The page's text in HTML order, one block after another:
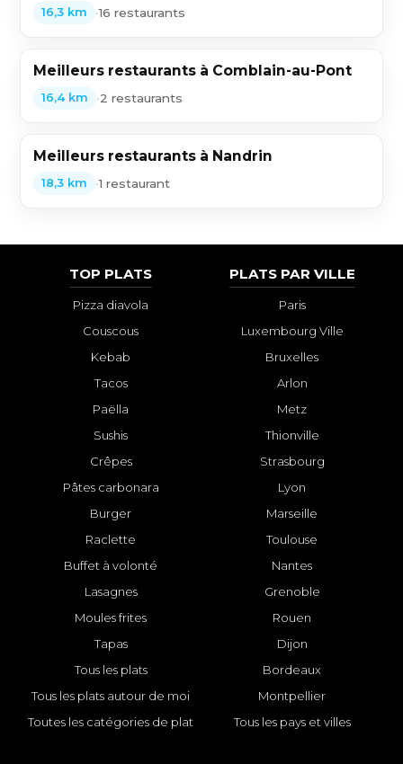
16,3 km •16 restaurants
Meilleurs restaurants à Comblain-au-Pont
16,4 km •2 restaurants
Meilleurs restaurants à Nandrin
18,3 km •1 restaurant
TOP PLATS
Pizza diavola
Couscous
Kebab
Tacos
Paëlla
Sushis
Crêpes
Pâtes carbonara
Burger
Raclette
Buffet à volonté
Lasagnes
Moules frites
Tapas
Tous les plats
Tous les plats autour de moi
Toutes les catégories de plat
PLATS PAR VILLE
Paris
Luxembourg Ville
Bruxelles
Arlon
Metz
Thionville
Strasbourg
Lyon
Marseille
Toulouse
Nantes
Grenoble
Rouen
Dijon
Bordeaux
Montpellier
Tous les pays et villes